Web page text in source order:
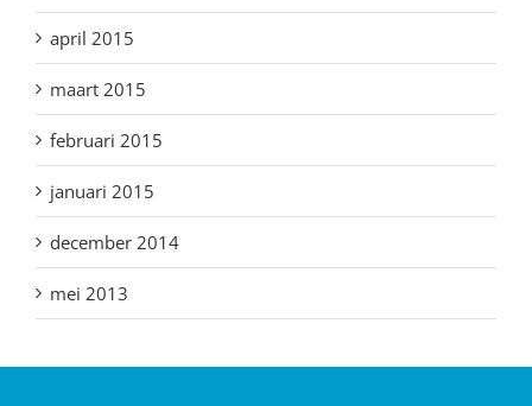
april 2015
maart 2015
februari 2015
januari 2015
december 2014
mei 2013